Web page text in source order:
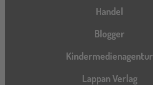
Handel
Blogger
Kindermedienagentur
Lappan Verlag